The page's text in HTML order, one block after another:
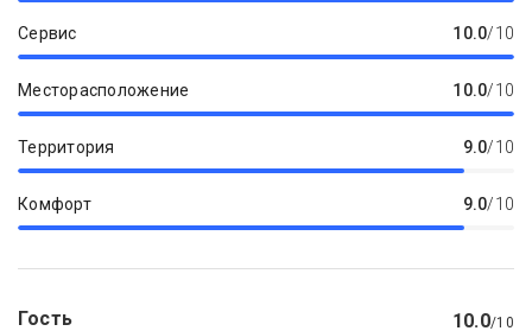
Сервис 10.0/10
Месторасположение 10.0/10
Территория 9.0/10
Комфорт 9.0/10
Гость 10.0/10